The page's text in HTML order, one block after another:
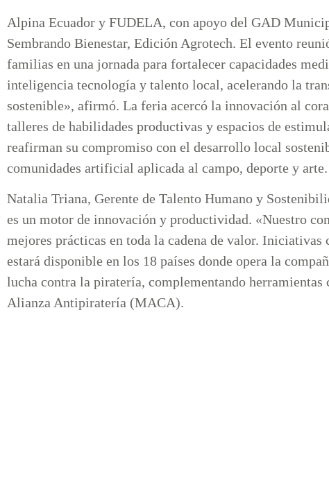
Alpina Ecuador y FUDELA, con apoyo del GAD
Sembrando Bienestar, Edición Agrotech. El evento
familias en una jornada para fortalecer capacidades
inteligencia tecnología y talento local, acelerando la
sostenible», afirmó. La feria acercó la innovación al
talleres de habilidades productivas y espacios de
reafirman su compromiso con el desarrollo local
comunidades artificial aplicada al campo, deporte y arte.
Natalia Triana, Gerente de Talento Humano y
es un motor de innovación y productividad. «Nuestro
mejores prácticas en toda la cadena de valor.
estará disponible en los 18 países donde opera la
lucha contra la piratería, complementando
Alianza Antipiratería (MACA).